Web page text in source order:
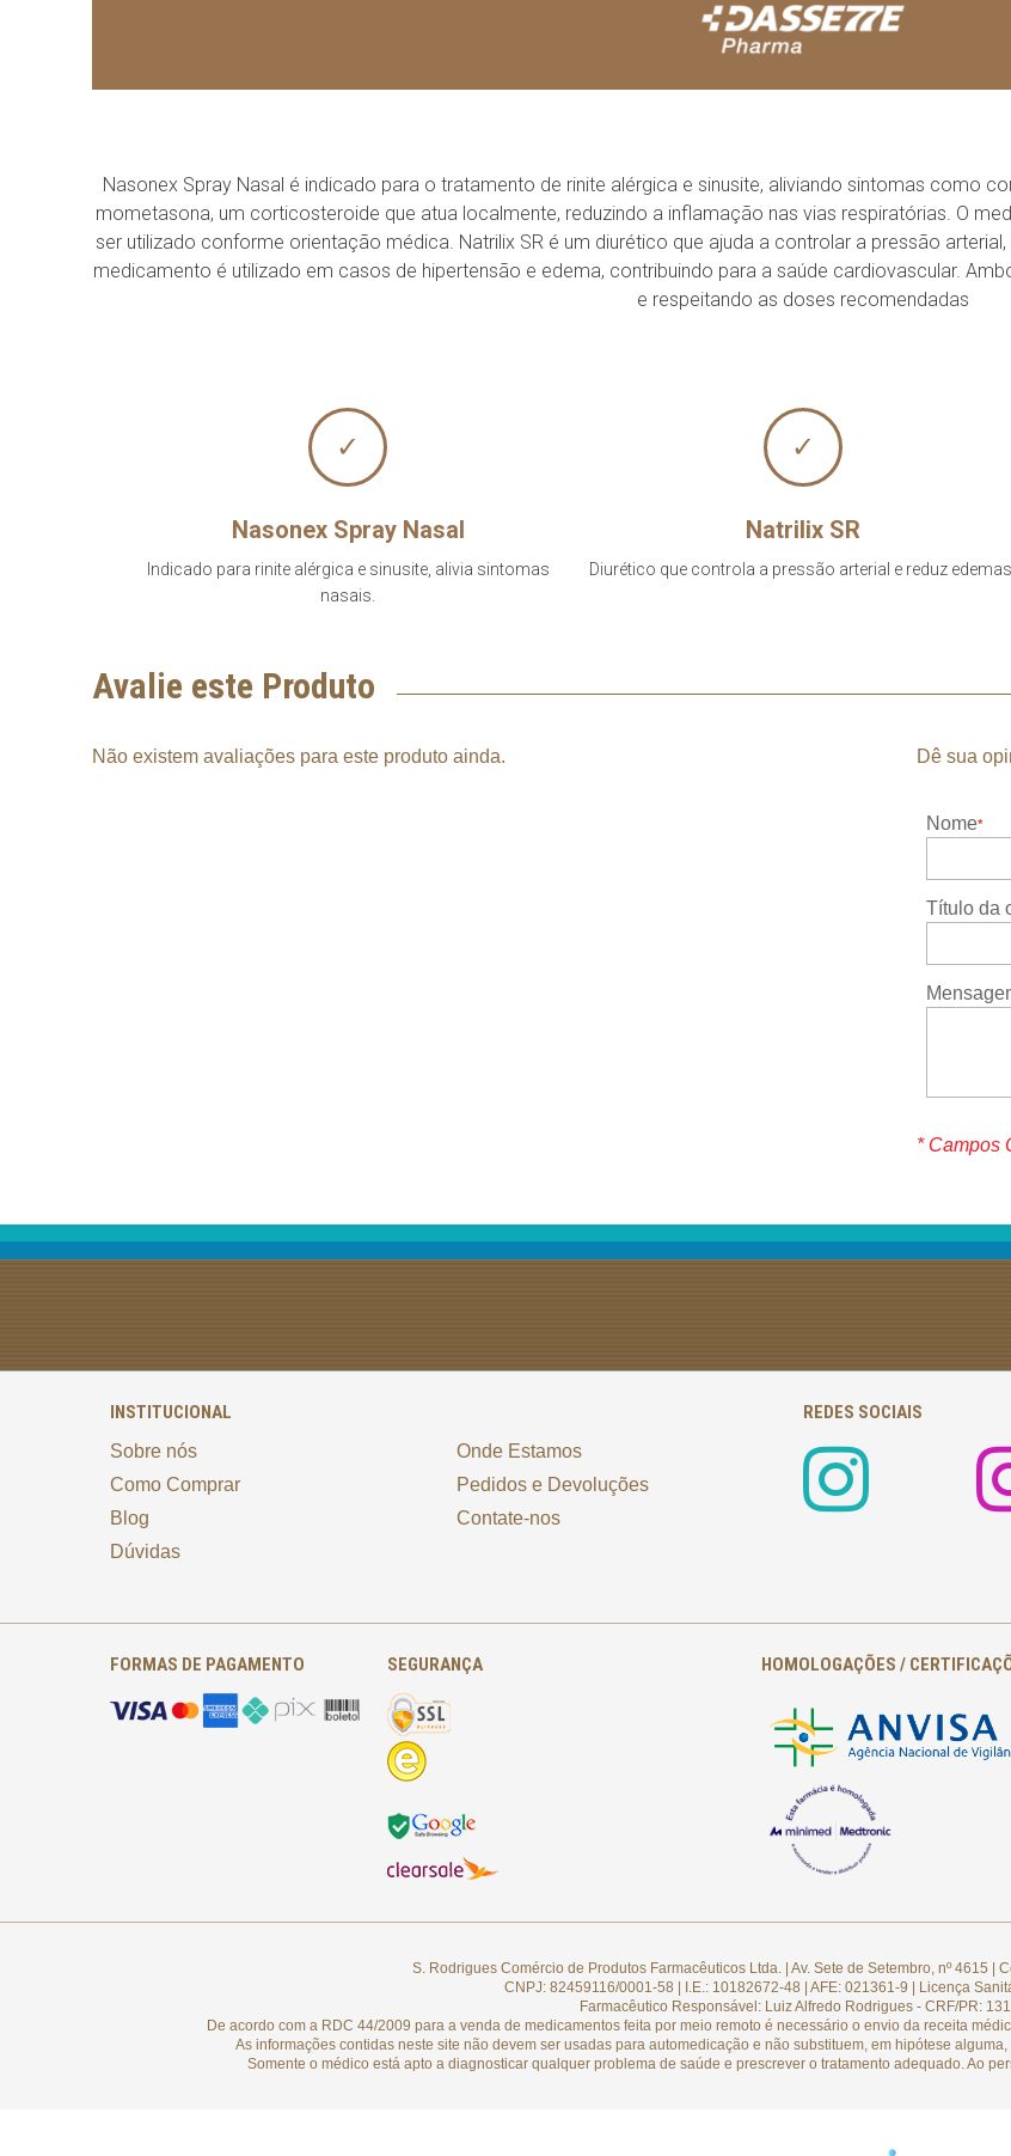
Nasonex Spray Nasal é indicado para o tratamento de rinite alérgica e sinusite, aliviando sintomas como
mometasona, um corticosteroide que atua localmente, reduzindo a inflamação nas vias respiratórias. O
ser utilizado conforme orientação médica. Natrilix SR é um diurético que ajuda a controlar a pressão
medicamento é utilizado em casos de hipertensão e edema, contribuindo para a saúde cardiovascular.
e respeitando as doses recomendadas
✓
Nasonex Spray Nasal
Indicado para rinite alérgica e sinusite, alivia sintomas
nasais.
✓
Natrilix SR
Diurético que controla a pressão arterial e reduz edemas.
Avalie este Produto
Não existem avaliações para este produto ainda. Dê sua
Nome
Título da
* Campos
INSTITUCIONAL
Sobre nós
Como Comprar
Blog
Dúvidas
Onde Estamos
Pedidos e Devoluções
Contate-nos
REDES SOCIAIS
FORMAS DE PAGAMENTO SEGURANÇA HOMOLOGAÇÕES /
S. Rodrigues Comércio de Produtos Farmacêuticos Ltda. | Av. Sete de Setembro, nº 4615 |
CNPJ: 82459116/0001-58 | I.E.: 10182672-48 | AFE: 021361-9 | Licença
Farmacêutico Responsável: Luiz Alfredo Rodrigues - CRF/PR:
De acordo com a RDC 44/2009 para a venda de medicamentos feita por meio remoto é necessário o envio da receita
As informações contidas neste site não devem ser usadas para automedicação e não substituem, em hipótese
Somente o médico está apto a diagnosticar qualquer problema de saúde e prescrever o tratamento adequado. Ao